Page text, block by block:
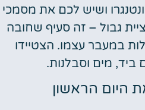
ושיש לכם את מסמכי
גבול – זה סעיף שחובה
במעבר עצמו. הצטיידו
ביד, מים וסבלנות.
היום הראשון